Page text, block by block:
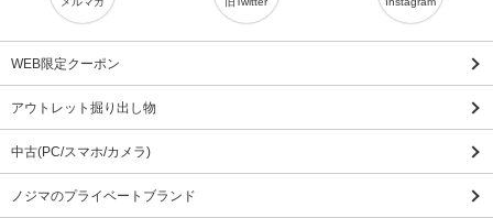
WEB限定クーポン
アウトレット掘り出し物
中古(PC/スマホ/カメラ)
ノジマのプライベートブランド